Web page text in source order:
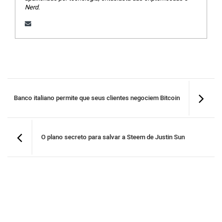
Nerd.
Banco italiano permite que seus clientes negociem Bitcoin
O plano secreto para salvar a Steem de Justin Sun